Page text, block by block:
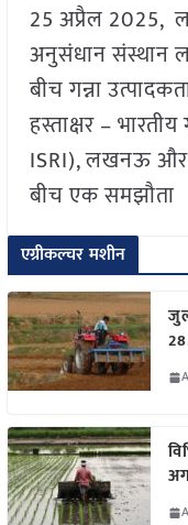
25 अप्रैल 2025,
अनुसंधान संस्थान
बीच गन्ना
हस्ताक्षर –
ISRI), लखनऊ और
बीच एक समझौता
एग्रीकल्चर मशीन